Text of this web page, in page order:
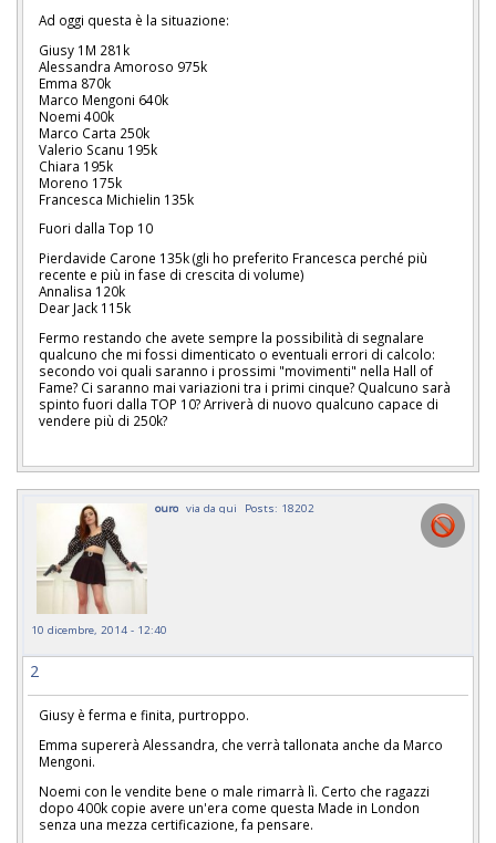
Ad oggi questa è la situazione:
Giusy 1M 281k
Alessandra Amoroso 975k
Emma 870k
Marco Mengoni 640k
Noemi 400k
Marco Carta 250k
Valerio Scanu 195k
Chiara 195k
Moreno 175k
Francesca Michielin 135k
Fuori dalla Top 10
Pierdavide Carone 135k (gli ho preferito Francesca perché più
recente e più in fase di crescita di volume)
Annalisa 120k
Dear Jack 115k
Fermo restando che avete sempre la possibilità di segnalare
qualcuno che mi fossi dimenticato o eventuali errori di calcolo:
secondo voi quali saranno i prossimi "movimenti" nella Hall of
Fame? Ci saranno mai variazioni tra i primi cinque? Qualcuno sarà
spinto fuori dalla TOP 10? Arriverà di nuovo qualcuno capace di
vendere più di 250k?
ouro via da qui Posts: 18202
10 dicembre, 2014 - 12:40
2
Giusy è ferma e finita, purtroppo.
Emma supererà Alessandra, che verrà tallonata anche da Marco
Mengoni.
Noemi con le vendite bene o male rimarrà lì. Certo che ragazzi
dopo 400k copie avere un'era come questa Made in London
senza una mezza certificazione, fa pensare.